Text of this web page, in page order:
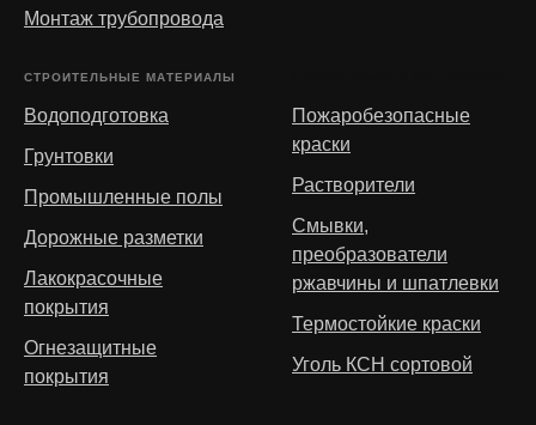
Монтаж трубопровода
СТРОИТЕЛЬНЫЕ МАТЕРИАЛЫ
Водоподготовка
Грунтовки
Промышленные полы
Дорожные разметки
Лакокрасочные
покрытия
Огнезащитные
покрытия
Пожаробезопасные
краски
Растворители
Смывки,
преобразователи
ржавчины и шпатлевки
Термостойкие краски
Уголь КСН сортовой